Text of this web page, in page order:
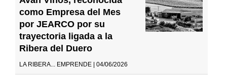
como Empresa del Mes
por JEARCO por su
trayectoria ligada a la
Ribera del Duero
LA RIBERA... EMPRENDE | 04/06/2026